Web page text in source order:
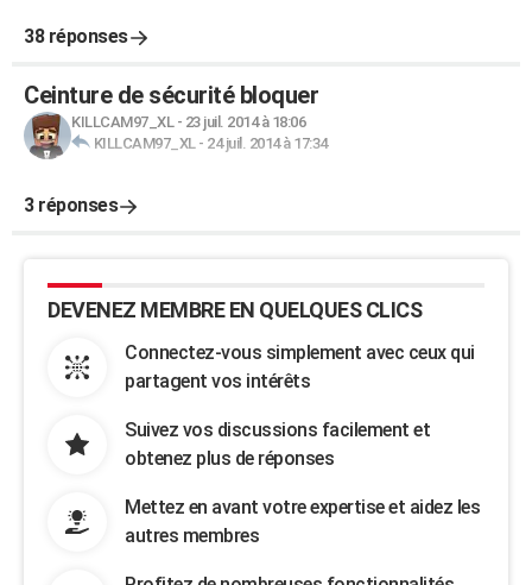
38 réponses
Ceinture de sécurité bloquer
KILLCAM97_XL- 23 juil. 2014 à 18:06
KILLCAM97_XL- 24 juil. 2014 à 17:34
3 réponses
DEVENEZ MEMBRE EN QUELQUES CLICS
Connectez-vous simplement avec ceux qui
partagent vos intérêts
Suivez vos discussions facilement et
obtenez plus de réponses
Mettez en avant votre expertise et aidez les
autres membres